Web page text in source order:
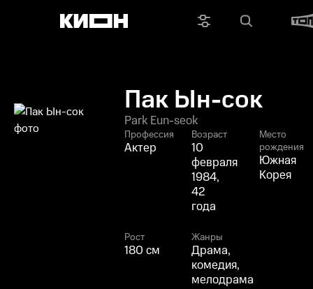
Пак Ын-сок
Park Eun-seok
Профессия
Актер
Возраст
10
февраля
1984,
42
года
Место
рождения
Южная
Корея
Рост
180 см
Жанры
Драма,
комедия,
мелодрама